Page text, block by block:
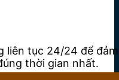
liên tục 24/24 để đảm
thời gian nhất.